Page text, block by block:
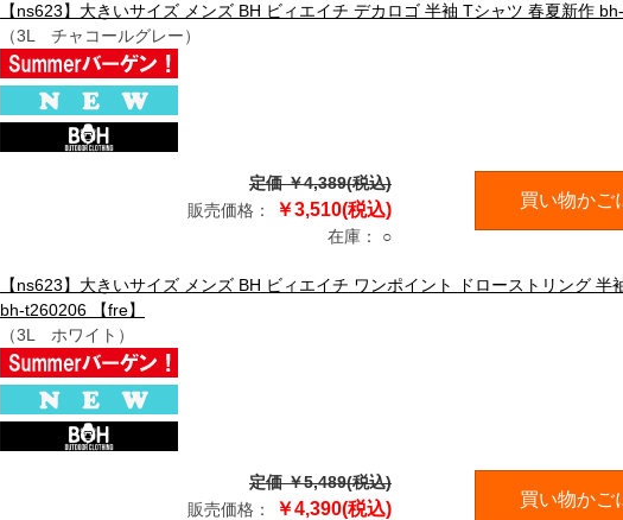
【ns623】大きいサイズ メンズ BH ビィエイチ デカロゴ 半袖 Tシャツ 春夏新作
（3L チャコールグレー）
定価 ￥4,389(税込)
販売価格：
￥3,510(税込)
在庫： ○
買い物かご
【ns623】大きいサイズ メンズ BH ビィエイチ ワンポイント ドローストリング 半
bh-t260206 【fre】
（3L ホワイト）
定価 ￥5,489(税込)
販売価格：
￥4,390(税込) 買い物かご